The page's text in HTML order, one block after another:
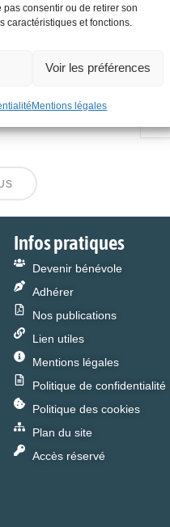
consentir ou de retirer son
caractéristiques et fonctions.
Voir les préférences
Mentions légales
Infos pratiques
Devenir bénévole
Adhérer
Nos publications
Lien utiles
Mentions légales
Politique de confidentialité
Politique des cookies
Plan du site
Accès réservé